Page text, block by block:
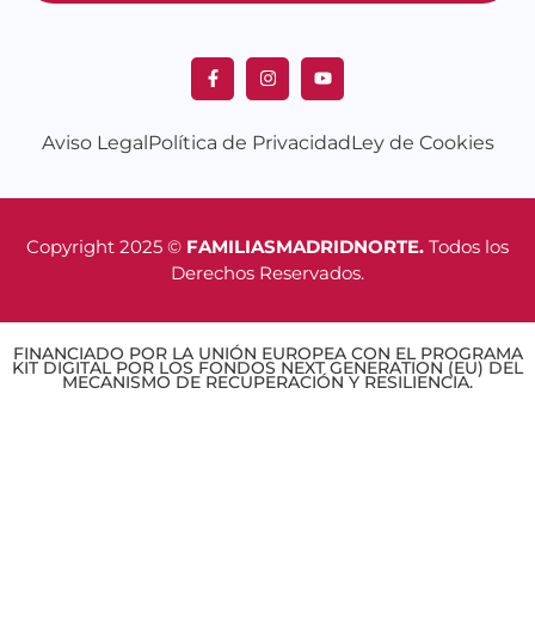
Aviso LegalPolítica de PrivacidadLey de Cookies
Copyright 2025 © FAMILIASMADRIDNORTE. Todos los
Derechos Reservados.
FINANCIADO POR LA UNIÓN EUROPEA CON EL PROGRAMA
KIT DIGITAL POR LOS FONDOS NEXT GENERATION (EU) DEL
MECANISMO DE RECUPERACIÓN Y RESILIENCIA.